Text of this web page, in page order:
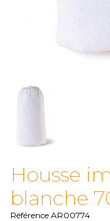
Housse
blanche
Référence AR00774